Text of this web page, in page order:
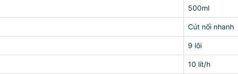
500ml
Cút nối nhanh
9 lõi
10 lít/h